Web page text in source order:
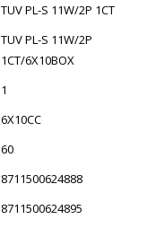
TUV PL-S 11W/2P 1CT
TUV PL-S 11W/2P
1CT/6X10BOX
1
6X10CC
60
8711500624888
8711500624895